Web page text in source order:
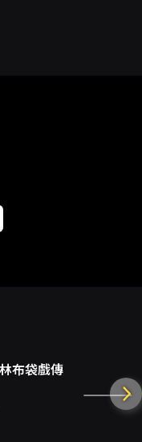
，必要陪伴者須
/ JCB）、
能需簡訊驗證。
，為系統自動配
內完成店內繳費，
退票需酌收票面
起不接受退換票
指定表單申
將票券與退票申
址（詳見
說明 - 購票時請
，協助他人購票
布袋戲傳